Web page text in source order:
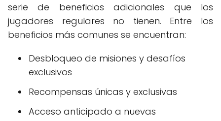
serie de beneficios adicionales que los
jugadores regulares no tienen. Entre los
beneficios más comunes se encuentran:
Desbloqueo de misiones y desafíos
exclusivos
Recompensas únicas y exclusivas
Acceso anticipado a nuevas